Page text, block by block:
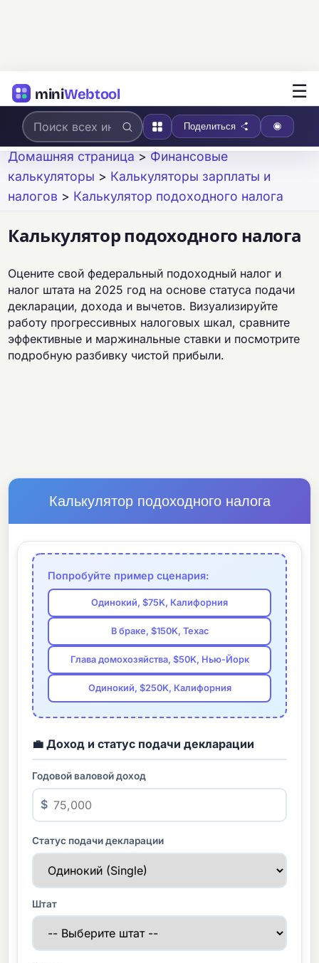
miniWebtool ☰
Поделиться
Домашняя страница > Финансовые
калькуляторы > Калькуляторы зарплаты и
налогов > Калькулятор подоходного налога
Калькулятор подоходного налога
Оцените свой федеральный подоходный налог и
налог штата на 2025 год на основе статуса подачи
декларации, дохода и вычетов. Визуализируйте
работу прогрессивных налоговых шкал, сравните
эффективные и маржинальные ставки и посмотрите
подробную разбивку чистой прибыли.
Калькулятор подоходного налога
Попробуйте пример сценария:
Одинокий, $75K, Калифорния
В браке, $150K, Техас
Глава домохозяйства, $50K, Нью-Йорк
Одинокий, $250K, Калифорния
💼 Доход и статус подачи декларации
Годовой валовой доход
$
Статус подачи декларации
Штат